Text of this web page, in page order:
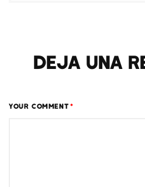
Deja una
YOUR COMMENT *